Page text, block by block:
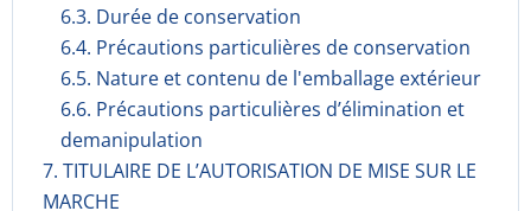
6.3. Durée de conservation
6.4. Précautions particulières de conservation
6.5. Nature et contenu de l'emballage extérieur
6.6. Précautions particulières d’élimination et
demanipulation
7. TITULAIRE DE L’AUTORISATION DE MISE SUR LE
MARCHE